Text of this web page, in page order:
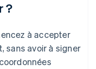
?
à accepter
sans avoir à signer